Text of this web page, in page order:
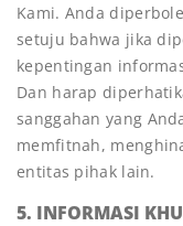
Kami. Anda
setuju bahwa jika
kepentingan
Dan harap
sanggahan yang
memfitnah,
entitas pihak lain.
5. INFORMASI